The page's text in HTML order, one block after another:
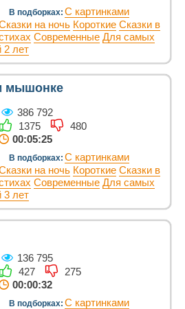
В подборках: С картинками
на ночь Короткие Сказки в
Современные Для самых
2 лет
мышонке
386 792
1375
480
00:05:25
В подборках: С картинками
на ночь Короткие Сказки в
Современные Для самых
3 лет
136 795
427
275
00:00:32
В подборках: С картинками